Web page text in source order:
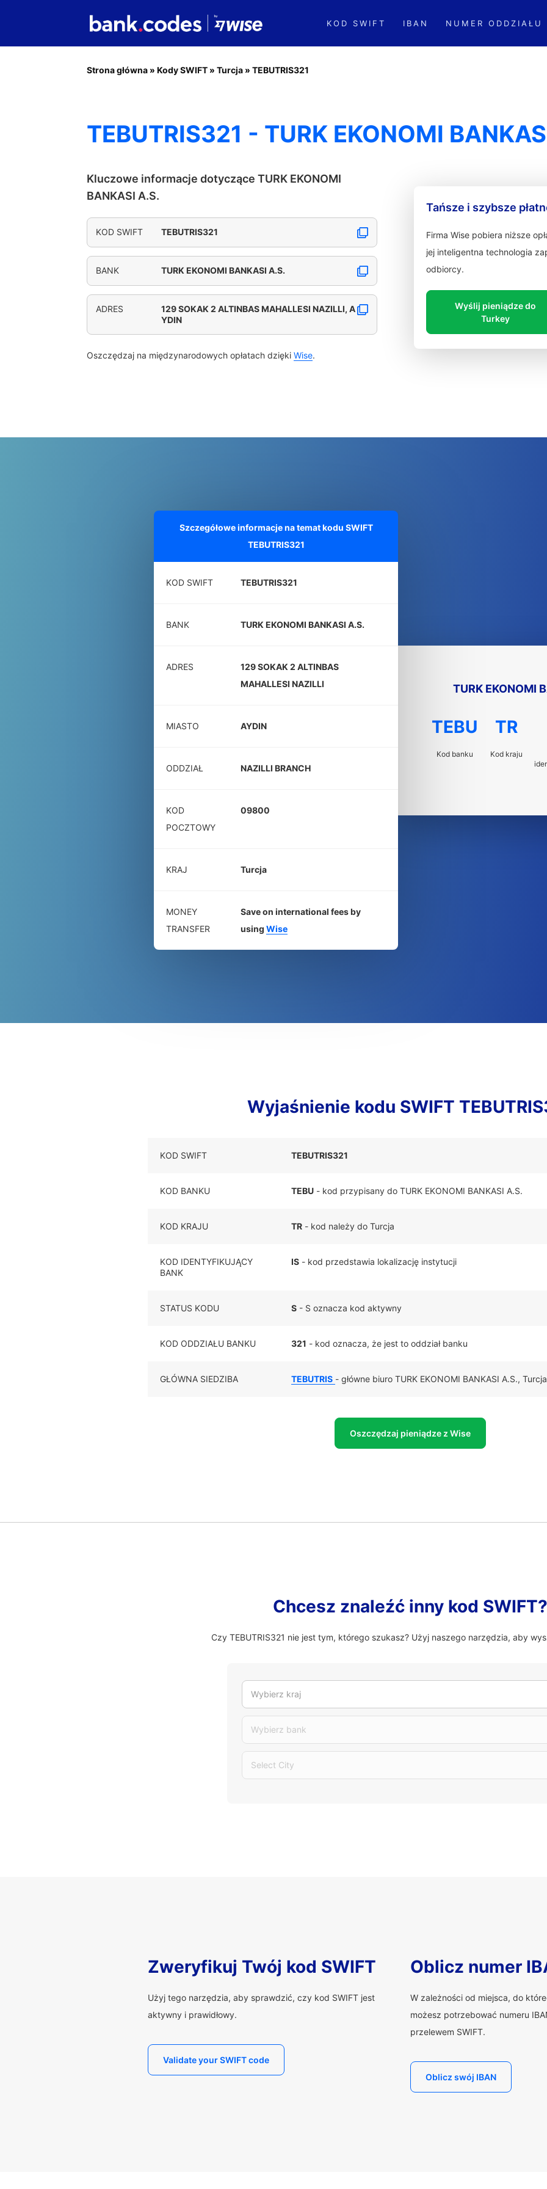
KOD SWIFT IBAN NUMER ODDZIAŁU
Strona główna » Kody SWIFT » Turcja » TEBUTRIS321
TEBUTRIS321 - TURK EKONOMI
Kluczowe informacje dotyczące TURK EKONOMI
BANKASI A.S.
KOD SWIFT TEBUTRIS321
BANK TURK EKONOMI BANKASI A.S.
ADRES
129 SOKAK 2 ALTINBAS MAHALLESI NAZILLI, A
YDIN
Oszczędzaj na międzynarodowych opłatach dzięki Wise.
Tańsze i szybsze
Firma Wise pobiera niższe
jej inteligentna technologia
odbiorcy.
Wyślij pieniądze do
Turkey
Szczegółowe informacje na temat kodu SWIFT
TEBUTRIS321
KOD SWIFT TEBUTRIS321
BANK TURK EKONOMI BANKASI A.S.
ADRES
129 SOKAK 2 ALTINBAS
MAHALLESI NAZILLI
MIASTO AYDIN
ODDZIAŁ NAZILLI BRANCH
KOD
POCZTOWY
09800
KRAJ Turcja
MONEY
TRANSFER
Save on international fees by
using Wise
TURK EKONOMI
TEBU
Kod banku
TR
Kod kraju
Wyjaśnienie kodu SWIFT
KOD SWIFT TEBUTRIS321
KOD BANKU TEBU - kod przypisany do TURK EKONOMI BANKASI A.S.
KOD KRAJU TR - kod należy do Turcja
KOD IDENTYFIKUJĄCY
BANK
IS - kod przedstawia lokalizację instytucji
STATUS KODU S - S oznacza kod aktywny
KOD ODDZIAŁU BANKU 321 - kod oznacza, że jest to oddział banku
GŁÓWNA SIEDZIBA TEBUTRIS - główne biuro TURK EKONOMI BANKASI A.S., Turcja
Oszczędzaj pieniądze z Wise
Chcesz znaleźć inny kod SWIFT?
Czy TEBUTRIS321 nie jest tym, którego szukasz? Użyj naszego narzędzia, aby
Wybierz kraj
Wybierz bank
Select City
Zweryfikuj Twój kod SWIFT
Użyj tego narzędzia, aby sprawdzić, czy kod SWIFT jest
aktywny i prawidłowy.
Validate your SWIFT code
Oblicz numer
W zależności od miejsca, do
możesz potrzebować numeru
przelewem SWIFT.
Oblicz swój IBAN